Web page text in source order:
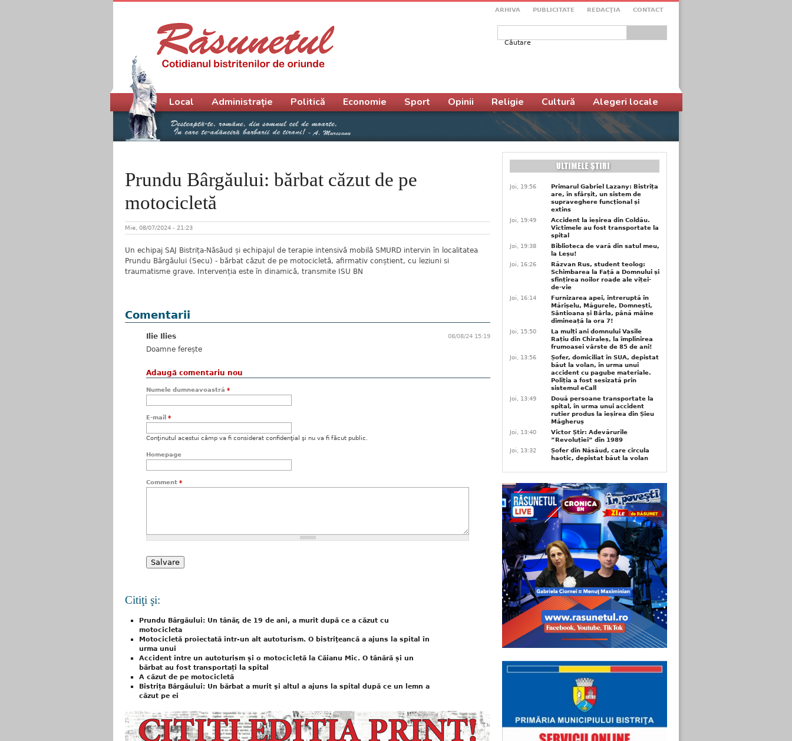
ARHIVA PUBLICITATE REDACŢIA CONTACT
Formular de căutare
Prundu Bârgăului: bărbat căzut de pe
motocicletă
Mie, 08/07/2024 - 21:23
Un echipaj SAJ Bistrița-Năsăud și echipajul de terapie intensivă mobilă SMURD intervin în localitatea
Prundu Bârgăului (Secu) - bărbat căzut de pe motocicletă, afirmativ conștient, cu leziuni si
traumatisme grave. Intervenția este în dinamică, transmite ISU BN
Comentarii
08/08/24 15:19
Ilie Ilies
Doamne ferește
Adaugă comentariu nou
Numele dumneavoastră *
E-mail *
Conţinutul acestui câmp va fi considerat confidenţial şi nu va fi făcut public.
Homepage
Comment *
Citiţi şi:
Prundu Bârgăului: Un tânăr, de 19 de ani, a murit după ce a căzut cu
motocicleta
Motocicletă proiectată într-un alt autoturism. O bistriţeancă a ajuns la spital în
urma unui
Accident între un autoturism și o motocicletă la Căianu Mic. O tânără și un
bărbat au fost transportați la spital
A căzut de pe motocicletă
Bistrița Bârgăului: Un bărbat a murit şi altul a ajuns la spital după ce un lemn a
căzut pe ei
Meniu principal
Local Administrație Politică Economie Sport Opinii Religie Cultură Alegeri locale
Joi, 19:56
Primarul Gabriel Lazany: Bistrița
are, în sfârșit, un sistem de
supraveghere funcțional și
extins
Joi, 19:49
Accident la ieșirea din Coldău.
Victimele au fost transportate la
spital
Joi, 19:38
Biblioteca de vară din satul meu,
la Leșu!
Joi, 16:26
Răzvan Rus, student teolog:
Schimbarea la Față a Domnului și
sfințirea noilor roade ale viței-
de-vie
Joi, 16:14
Furnizarea apei, întreruptă în
Mărișelu, Măgurele, Domnești,
Sântioana și Bârla, până mâine
dimineață la ora 7!
Joi, 15:50
La mulți ani domnului Vasile
Rațiu din Chiraleș, la împlinirea
frumoasei vârste de 85 de ani!
Joi, 13:56
Șofer, domiciliat în SUA, depistat
băut la volan, în urma unui
accident cu pagube materiale.
Poliția a fost sesizată prin
sistemul eCall
Joi, 13:49
Două persoane transportate la
spital, în urma unui accident
rutier produs la ieșirea din Șieu
Măgheruș
Joi, 13:40
Victor Știr: Adevărurile
”Revoluției” din 1989
Joi, 13:32
Șofer din Năsăud, care circula
haotic, depistat băut la volan